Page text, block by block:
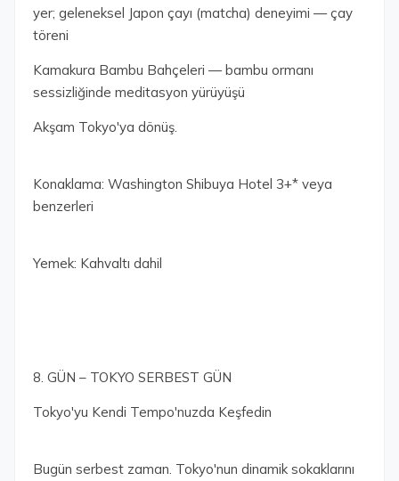
yer; geleneksel Japon çayı (matcha) deneyimi — çay
töreni
Kamakura Bambu Bahçeleri — bambu ormanı
sessizliğinde meditasyon yürüyüşü
Akşam Tokyo'ya dönüş.
Konaklama: Washington Shibuya Hotel 3+* veya
benzerleri
Yemek: Kahvaltı dahil
8. GÜN – TOKYO SERBEST GÜN
Tokyo'yu Kendi Tempo'nuzda Keşfedin
Bugün serbest zaman. Tokyo'nun dinamik sokaklarını